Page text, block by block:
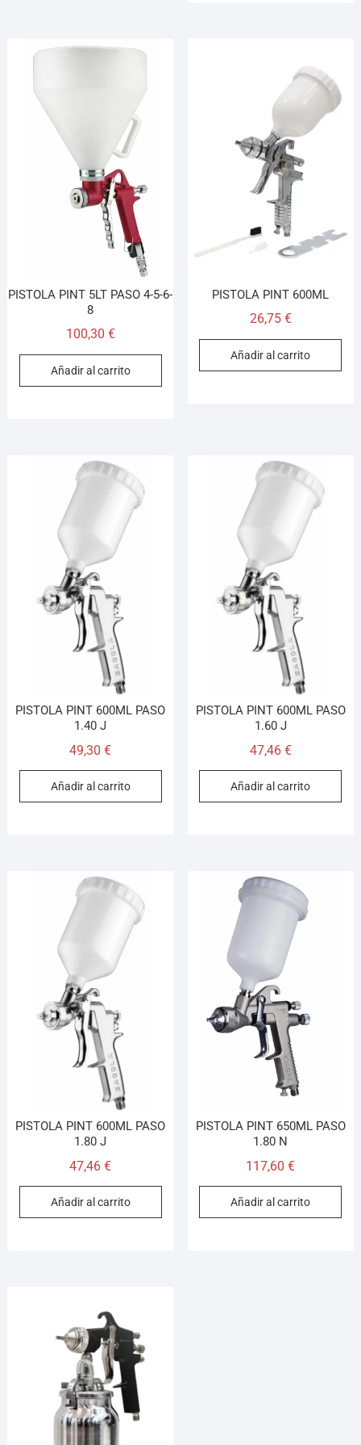
PISTOLA PINT 5LT PASO 4-5-6-
8
100,30 €
Añadir al carrito
PISTOLA PINT 600ML
26,75 €
Añadir al carrito
PISTOLA PINT 600ML PASO
1.40 J
49,30€
Añadir al carrito
PISTOLA PINT 600ML PASO
1.60 J
47,46 €
Añadir al carrito
PISTOLA PINT 600ML PASO
1.80 J
47,46€
Añadir al carrito
PISTOLA PINT 650ML PASO
1.80 N
117,60€
Añadir al carrito